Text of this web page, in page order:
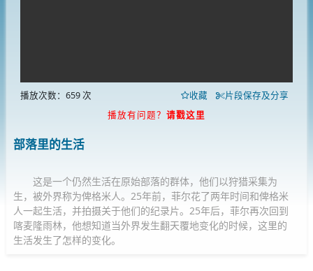
播放次数：659 次 收藏
片段保存及分享
播放有问题？ 请戳这里
部落里的生活
这是一个仍然生活在原始部落的群体，他们以狩猎采集为
生，被外界称为俾格米人。25年前，菲尔花了两年时间和俾格米
人一起生活，并拍摄关于他们的纪录片。25年后，菲尔再次回到
喀麦隆雨林，他想知道当外界发生翻天覆地变化的时候，这里的
生活发生了怎样的变化。